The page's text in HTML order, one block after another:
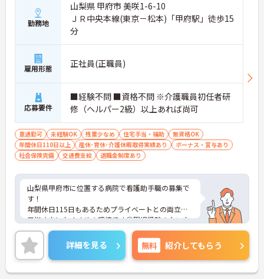
勤務地
山梨県 甲府市 美咲1-6-10
ＪＲ中央本線(東京－松本)「甲府駅」徒歩15
分
雇用形態 正社員(正職員)
応募要件
■経験不問 ■資格不問 ※介護職員初任者研
修（ヘルパー2級）以上あれば尚可
車通勤可 未経験OK 残業少なめ 住宅手当・補助
無資格OK
年間休日110日以上
産休･育休･介護休暇取得実績あり
ボーナス・賞与あり
社会保険完備
交通費支給 退職金制度あり
山梨県甲府市に位置する病院で看護助手職の募集で
す！
年間休日115日もあるためプライベートとの両立を
目指す方におすすめの環境です◎現場経験のない方
でもチャレンジできる職場で、しっかりとしたフォ
ロー体制で、経験に関わらず安心してスタートでき
ます。
こちらの求人にご興味がございましたら面接のポイ
ントもお伝えしますので是非ご応募お待ちしており
詳細を見る 無料 紹介してもらう